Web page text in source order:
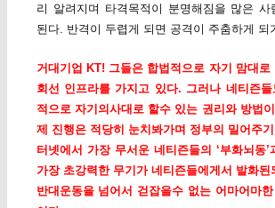
리 알려지며 타격목적이 분명해짐을 많은 사
된다. 반격이 두렵게 되면 공격이 주춤하게 되
거대기업 KT! 그들은 합법적으로 자기 맘대로
회선 인프라를 가지고 있다. 그러나 네티즌
적으로 자기의사대로 할수 있는 권리와 방법
제 진행은 적당히 눈치봐가며 정부의 밀어주
터넷에서 가장 무서운 네티즌들의 ‘부화뇌동’
가장 초강력한 무기가 네티즌들에게서 발화
반대운동을 넘어서 걷잡을수 없는 어마어마